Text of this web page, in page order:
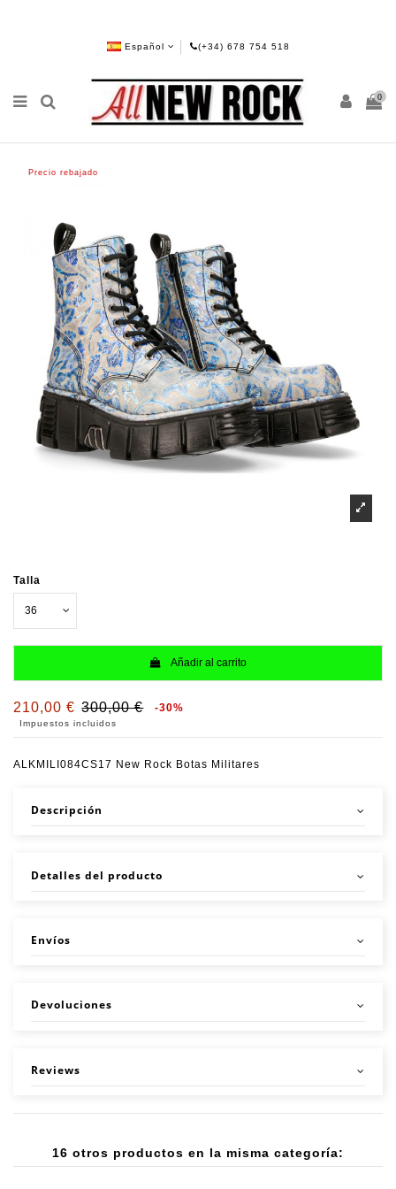
Español (+34) 678 754 518
0
Precio rebajado
Talla
Añadir al carrito
210,00 € 300,00 € -30%
Impuestos incluidos
ALKMILI084CS17 New Rock Botas Militares
Descripción
Detalles del producto
Envíos
Devoluciones
Reviews
16 otros productos en la misma categoría: